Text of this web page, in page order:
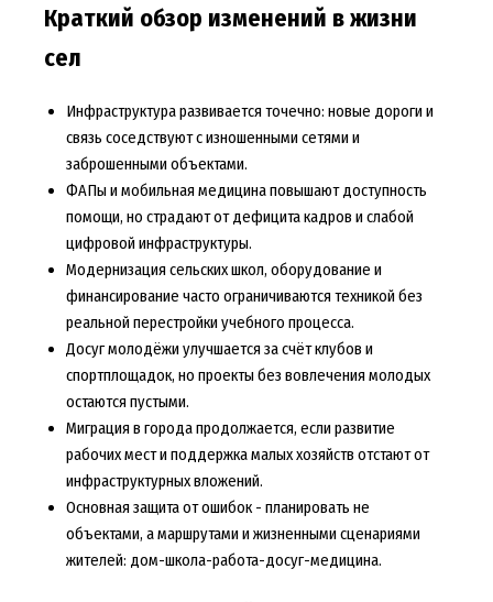
Краткий обзор изменений в жизни
сел
Инфраструктура развивается точечно: новые дороги и
связь соседствуют с изношенными сетями и
заброшенными объектами.
ФАПы и мобильная медицина повышают доступность
помощи, но страдают от дефицита кадров и слабой
цифровой инфраструктуры.
Модернизация сельских школ, оборудование и
финансирование часто ограничиваются техникой без
реальной перестройки учебного процесса.
Досуг молодёжи улучшается за счёт клубов и
спортплощадок, но проекты без вовлечения молодых
остаются пустыми.
Миграция в города продолжается, если развитие
рабочих мест и поддержка малых хозяйств отстают от
инфраструктурных вложений.
Основная защита от ошибок - планировать не
объектами, а маршрутами и жизненными сценариями
жителей: дом-школа-работа-досуг-медицина.